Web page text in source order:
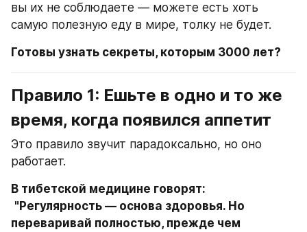
вы их не соблюдаете — можете есть хоть
самую полезную еду в мире, толку не будет.
Готовы узнать секреты, которым 3000 лет?
Правило 1: Ешьте в одно и то же
время, когда появился аппетит
Это правило звучит парадоксально, но оно
работает.
В тибетской медицине говорят:
"Регулярность — основа здоровья. Но
переваривай полностью, прежде чем